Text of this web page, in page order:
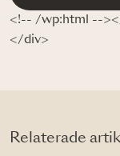
<!-- /wp:html --
</div>
Relaterade